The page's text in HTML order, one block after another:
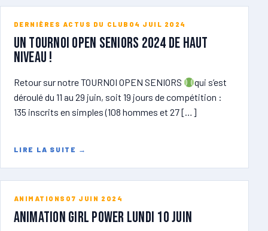
DERNIÈRES ACTUS DU CLUB 04 JUIL 2024
Un tournoi open seniors 2024 de haut
niveau !
Retour sur notre TOURNOI OPEN SENIORS
qui s’est
déroulé du 11 au 29 juin, soit 19 jours de compétition :
135 inscrits en simples (108 hommes et 27 […]
LIRE LA SUITE →
ANIMATIONS 07 JUIN 2024
ANIMATION GIRL POWER lundi 10 juin